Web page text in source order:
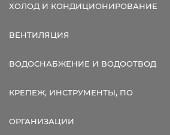
ХОЛОД И КОНДИЦИОНИРОВАНИЕ
ВЕНТИЛЯЦИЯ
ВОДОСНАБЖЕНИЕ И ВОДООТВОД
КРЕПЕЖ, ИНСТРУМЕНТЫ, ПО
ОРГАНИЗАЦИИ